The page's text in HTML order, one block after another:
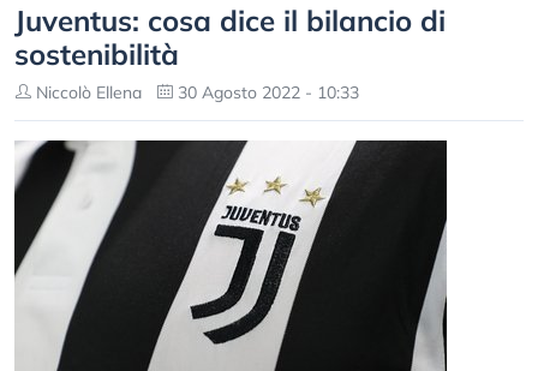
Juventus: cosa dice il bilancio di
sostenibilità
Niccolò Ellena 30 Agosto 2022 - 10:33